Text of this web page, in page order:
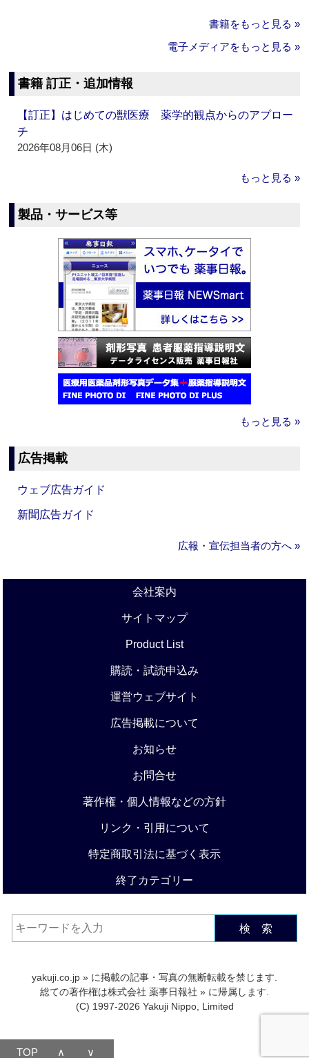
書籍をもっと見る »
電子メディアをもっと見る »
書籍 訂正・追加情報
【訂正】はじめての獣医療 薬学的観点からのアプロー
チ
2026年08月06日 (木)
もっと見る »
製品・サービス等
もっと見る »
広告掲載
ウェブ広告ガイド
新聞広告ガイド
広報・宣伝担当者の方へ »
会社案内
サイトマップ
Product List
購読・試読申込み
運営ウェブサイト
広告掲載について
お知らせ
お問合せ
著作権・個人情報などの方針
リンク・引用について
特定商取引法に基づく表示
終了カテゴリー
検 索
yakuji.co.jp » に掲載の記事・写真の無断転載を禁じます.
総ての著作権は株式会社 薬事日報社 » に帰属します.
(C) 1997-2026 Yakuji Nippo, Limited
TOP ∧ ∨